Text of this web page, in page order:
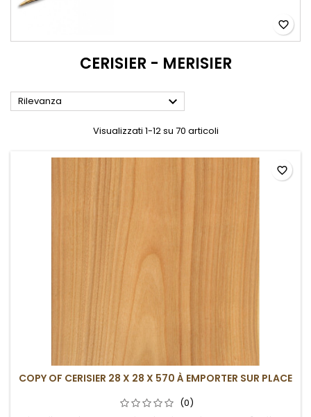
favorite_border
CERISIER - MERISIER
Rilevanza 
Visualizzati 1-12 su 70 articoli
COPY OF CERISIER 28 X 28 X 570 À EMPORTER SUR PLACE
(0)
favorite_border